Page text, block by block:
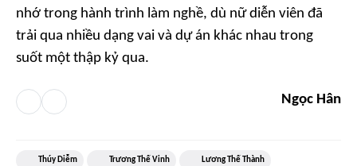
nhớ trong hành trình làm nghề, dù nữ diễn viên đã
trải qua nhiều dạng vai và dự án khác nhau trong
suốt một thập kỷ qua.
Ngọc Hân
Thúy Diễm Trương Thế Vinh Lương Thế Thành